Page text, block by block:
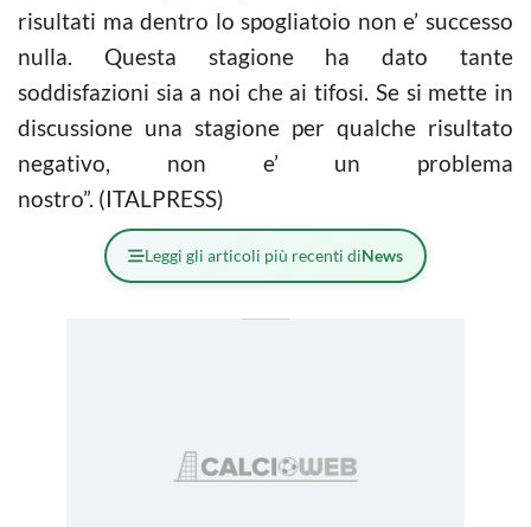
risultati ma dentro lo spogliatoio non e’ successo
nulla. Questa stagione ha dato tante
soddisfazioni sia a noi che ai tifosi. Se si mette in
discussione una stagione per qualche risultato
negativo, non e’ un problema
nostro”. (ITALPRESS)
Leggi gli articoli più recenti diNews